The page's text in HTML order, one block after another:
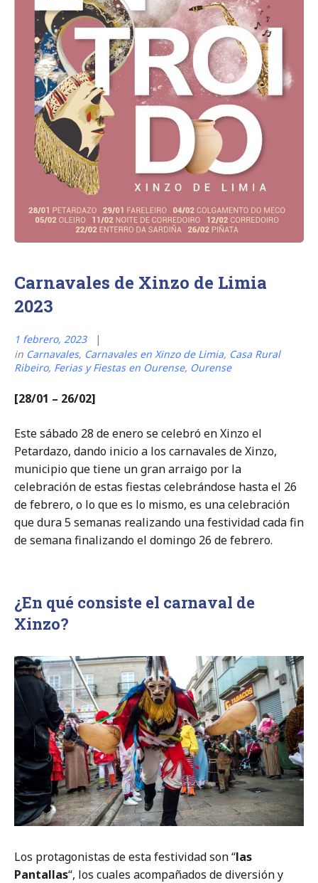
Carnavales de Xinzo de Limia
2023
1 febrero, 2023
in Carnavales, Carnavales en Xinzo de Limia, Casa Rural
Ribeiro, Ferias y Fiestas en Ourense, Ourense
[28/01 – 26/02]
Este sábado 28 de enero se celebró en Xinzo el
Petardazo, dando inicio a los carnavales de Xinzo,
municipio que tiene un gran arraigo por la
celebración de estas fiestas celebrándose hasta el 26
de febrero, o lo que es lo mismo, es una celebración
que dura 5 semanas realizando una festividad cada fin
de semana finalizando el domingo 26 de febrero.
¿En qué consiste el carnaval de
Xinzo?
Los protagonistas de esta festividad son “las
Pantallas“, los cuales acompañados de diversión y